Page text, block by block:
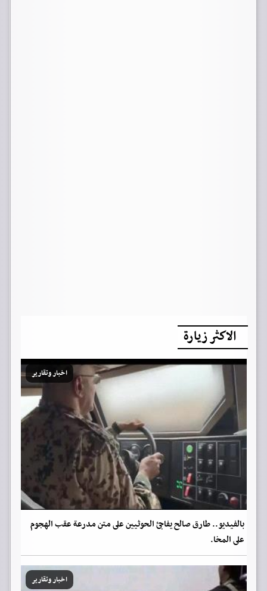
الاكثر زيارة
اخبار وتقارير
بالفيديو.. طارق صالح يفاجئ الحوثيين على متن مدرعة عقب الهجوم
على المخا.
اخبار وتقارير